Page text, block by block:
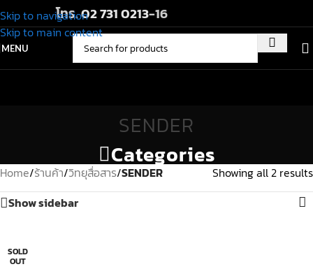
Skip to navigation
Skip to main content
โทร.02 731 0213-16
MENU
SENDER
Categories
Home/ร้านค้า/วิทยุสื่อสาร/SENDER
Showing all 2 results
Show sidebar
SOLD
OUT